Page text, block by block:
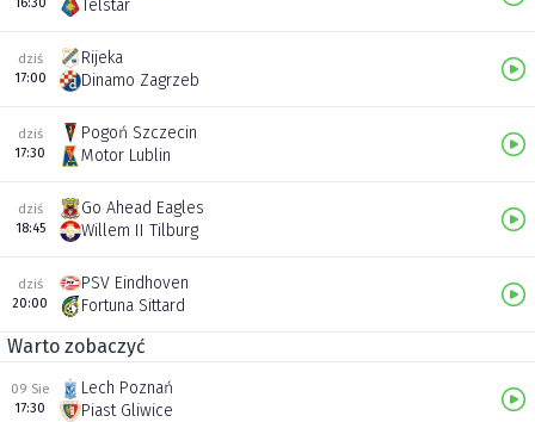
Telstar
dziś
17:00
Rijeka
Dinamo Zagrzeb
dziś
17:30
Pogoń Szczecin
Motor Lublin
dziś
18:45
Go Ahead Eagles
Willem II Tilburg
dziś
20:00
PSV Eindhoven
Fortuna Sittard
Warto zobaczyć
09 Sie
17:30
Lech Poznań
Piast Gliwice